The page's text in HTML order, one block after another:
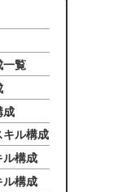
一覧
成
キル構成
ル構成
ル構成